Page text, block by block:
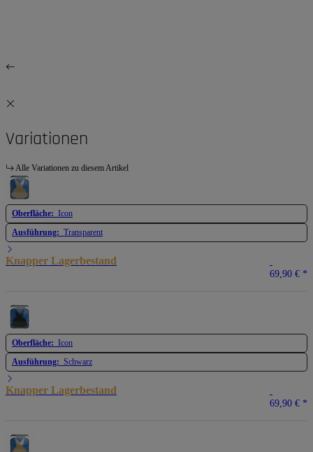
Variationen
Alle Variationen zu diesem Artikel
Oberfläche: Icon
Ausführung: Transparent
Knapper Lagerbestand
69,90 € *
Oberfläche: Icon
Ausführung: Schwarz
Knapper Lagerbestand
69,90 € *